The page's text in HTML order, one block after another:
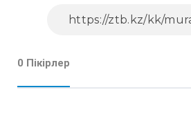
0 Пікірлер